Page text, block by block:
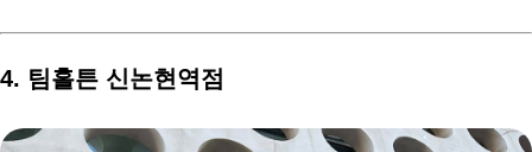
4. 팀홀튼 신논현역점